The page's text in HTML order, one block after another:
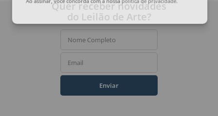
Ao assinar, você concorda com a nossapolítica de privacidade
Quer receber novidades
do Leilão de Arte?
Nome Completo
Email
Enviar